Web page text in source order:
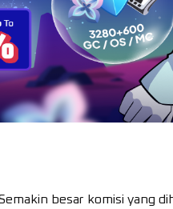
besar komisi yang